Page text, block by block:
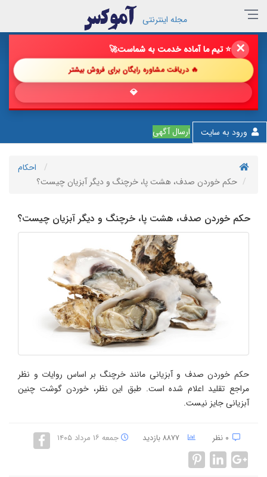
✕ 🔥 فروش خود را با ما چند برابر کن!🚀
🔥 دریافت مشاوره رایگان برای فروش بیشتر
💎 پیشنها
ورود به سایت ارسال آگهی
مجله اینترنتی
احکام
حکم خوردن صدف، هشت پا، خرچنگ و دیگر آبزیان چیست؟
حکم خوردن صدف، هشت پا، خرچنگ و دیگر آبزیان چیست؟
حکم خوردن صدف و آبزیانی مانند خرچنگ بر اساس روایات و نظر
مراجع تقلید اعلام شده است. طبق این نظر، خوردن گوشت چنین
آبزیانی جایز نیست.
جمعه ۱۶ مرداد ۱۴۰۵